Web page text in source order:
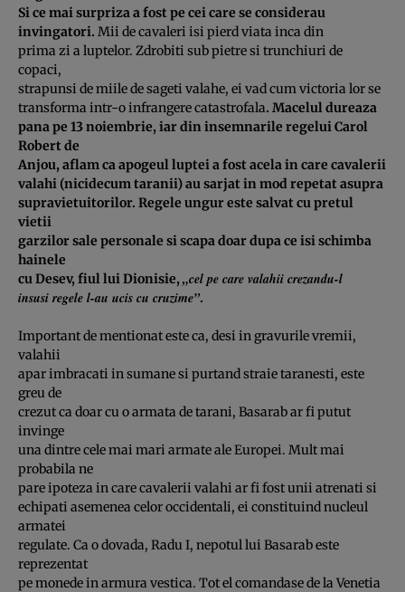
Si ce mai surpriza a fost pe cei care se considerau
invingatori. Mii de cavaleri isi pierd viata inca din
prima zi a luptelor. Zdrobiti sub pietre si trunchiuri de
copaci,
strapunsi de miile de sageti valahe, ei vad cum victoria lor se
transforma intr-o infrangere catastrofala. Macelul dureaza
pana pe 13 noiembrie, iar din insemnarile regelui Carol
Robert de
Anjou, aflam ca apogeul luptei a fost acela in care cavalerii
valahi (nicidecum taranii) au sarjat in mod repetat asupra
supravietuitorilor. Regele ungur este salvat cu pretul
vietii
garzilor sale personale si scapa doar dupa ce isi schimba
hainele
cu Desev, fiul lui Dionisie,„cel pe care valahii crezandu-l
insusi regele l-au ucis cu cruzime”.
Important de mentionat este ca, desi in gravurile vremii,
valahii
apar imbracati in sumane si purtand straie taranesti, este
greu de
crezut ca doar cu o armata de tarani, Basarab ar fi putut
invinge
una dintre cele mai mari armate ale Europei. Mult mai
probabila ne
pare ipoteza in care cavalerii valahi ar fi fost unii atrenati si
echipati asemenea celor occidentali, ei constituind nucleul
armatei
regulate. Ca o dovada, Radu I, nepotul lui Basarab este
reprezentat
pe monede in armura vestica. Tot el comandase de la Venetia